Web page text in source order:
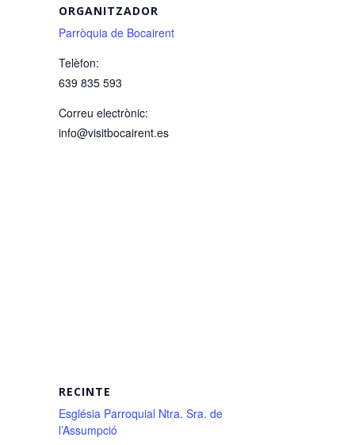
ORGANITZADOR
Parròquia de Bocairent
Telèfon:
639 835 593
Correu electrònic:
info@visitbocairent.es
RECINTE
Església Parroquial Ntra. Sra. de
l’Assumpció